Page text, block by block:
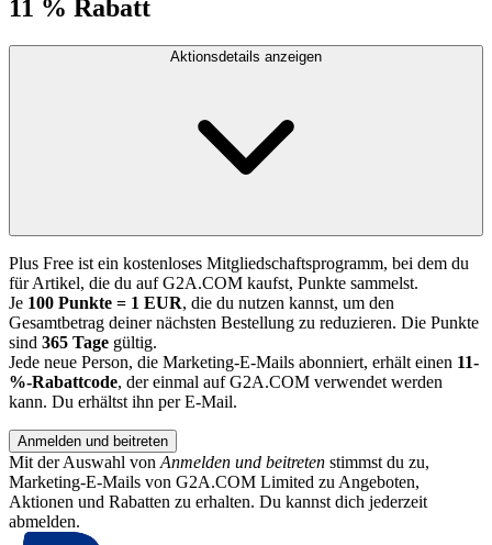
11 % Rabatt
Aktionsdetails anzeigen
Plus Free ist ein kostenloses Mitgliedschaftsprogramm, bei dem du
für Artikel, die du auf G2A.COM kaufst, Punkte sammelst.
Je 100 Punkte = 1 EUR, die du nutzen kannst, um den
Gesamtbetrag deiner nächsten Bestellung zu reduzieren. Die Punkte
sind 365 Tage gültig.
Jede neue Person, die Marketing-E-Mails abonniert, erhält einen 11-
%-Rabattcode, der einmal auf G2A.COM verwendet werden
kann. Du erhältst ihn per E-Mail.
Anmelden und beitreten
Mit der Auswahl von Anmelden und beitreten stimmst du zu,
Marketing-E-Mails von G2A.COM Limited zu Angeboten,
Aktionen und Rabatten zu erhalten. Du kannst dich jederzeit
abmelden.